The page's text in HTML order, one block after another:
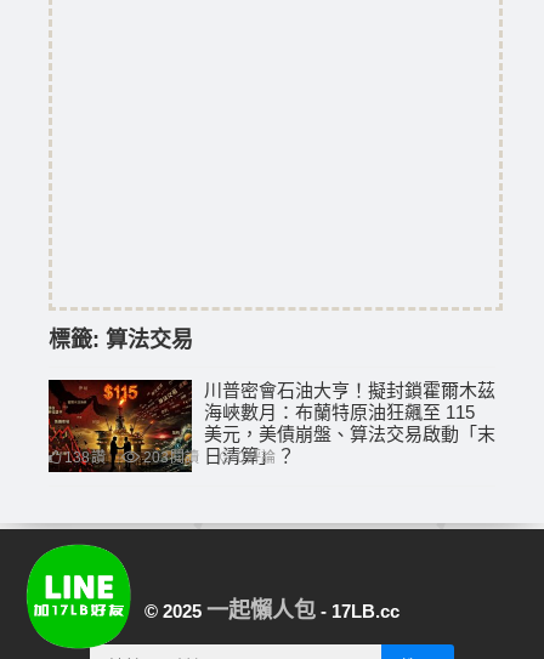
標籤: 算法交易
川普密會石油大亨！擬封鎖霍爾木茲
海峽數月：布蘭特原油狂飆至 115
美元，美債崩盤、算法交易啟動「末
日清算」？
138讚 203閱讀 0評論
© 2025 一起懶人包 - 17LB.cc